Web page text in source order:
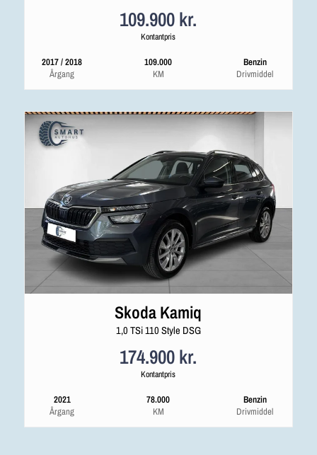
109.900 kr.
Kontantpris
2017 / 2018
Årgang
109.000
KM
Benzin
Drivmiddel
Skoda Kamiq
1,0 TSi 110 Style DSG
174.900 kr.
Kontantpris
2021
Årgang
78.000
KM
Benzin
Drivmiddel